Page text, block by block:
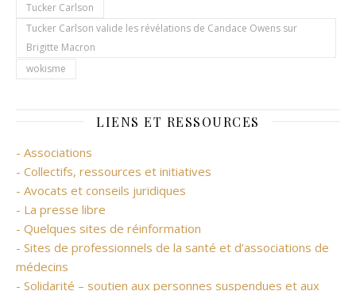
Tucker Carlson
Tucker Carlson valide les révélations de Candace Owens sur
Brigitte Macron
wokisme
LIENS ET RESSOURCES
- Associations
- Collectifs, ressources et initiatives
- Avocats et conseils juridiques
- La presse libre
- Quelques sites de réinformation
- Sites de professionnels de la santé et d’associations de
médecins
- Solidarité – soutien aux personnes suspendues et aux